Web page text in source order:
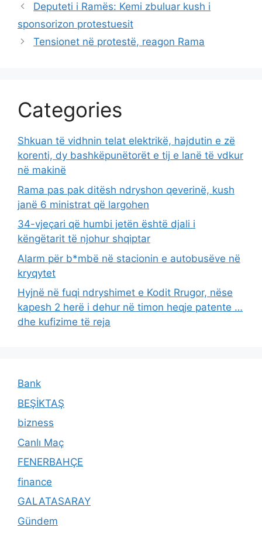
Deputeti i Ramës: Kemi zbuluar kush i
sponsorizon protestuesit
Tensionet në protestë, reagon Rama
Categories
Shkuan të vidhnin telat elektrikë, hajdutin e zë
korenti, dy bashkëpunëtorët e tij e lanë të vdkur
në makinë
Rama pas pak ditësh ndryshon qeverinë, kush
janë 6 ministrat që largohen
34-vjeçari që humbi jetën është djali i
këngëtarit të njohur shqiptar
Alarm për b*mbë në stacionin e autobusëve në
kryqytet
Hyjnë në fuqi ndryshimet e Kodit Rrugor, nëse
kapesh 2 herë i dehur në timon heqje patente …
dhe kufizime të reja
Bank
BEŞİKTAŞ
bizness
Canlı Maç
FENERBAHÇE
finance
GALATASARAY
Gündem